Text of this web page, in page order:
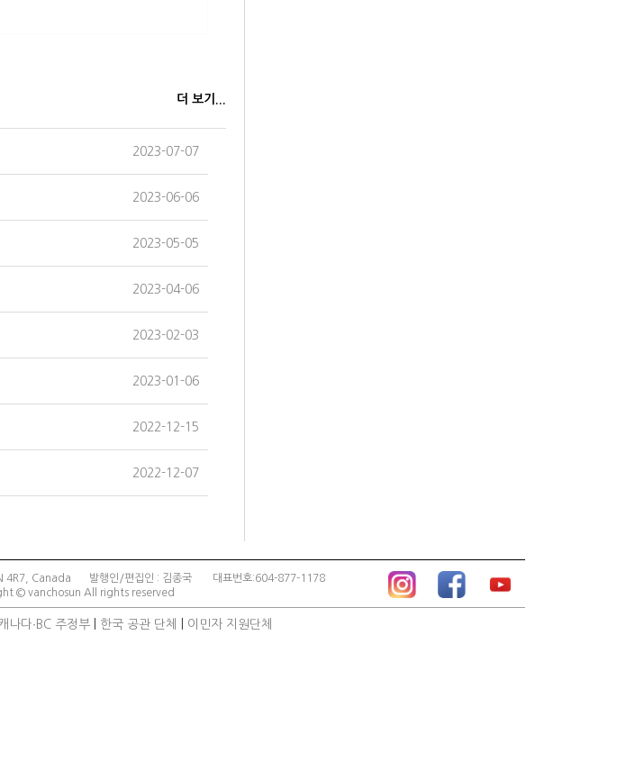
더 보기...
2023-07-07
2023-06-06
2023-05-05
2023-04-06
2023-02-03
2023-01-06
2022-12-15
2022-12-07
4R7, Canada 발행인/편집인 : 김종국
대표번호:604-877-1178
© vanchosun All rights reserved
나다∙BC 주정부 한국 공관 단체 이민자 지원단체